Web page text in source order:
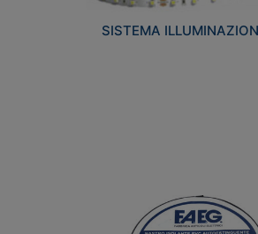
SISTEMA